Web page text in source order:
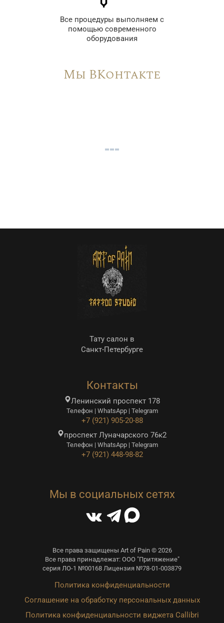
Все процедуры выполняем с
помощью современного
оборудования
Мы ВКонтакте
Тату салон в
Санкт-Петербурге
Контакты
Ленинский проспект 178
Телефон | WhatsApp | Telegram
+7 (921) 905-20-88
проспект Луначарского 76к2
Телефон | WhatsApp | Telegram
+7 (921) 448-98-82
Мы в социальных сетях
Все права защищены Art of Pain © 2026
Все права принадлежат: ООО "Притяжение"
серия ЛО-1 №00168 Лицензия №78-01-003879
Политика конфиденциальности
Соглашение на обработку персональных данных
Политика конфиденциальности виджета Callibri